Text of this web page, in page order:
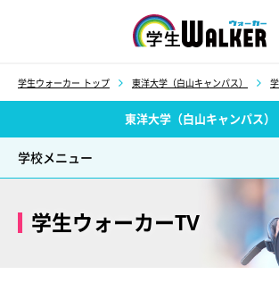
学生ウォーカー トップ 東洋大学（白山キャンパス）
東洋大学（白山キャンパス）
学校メニュー
学生ウォーカーTV